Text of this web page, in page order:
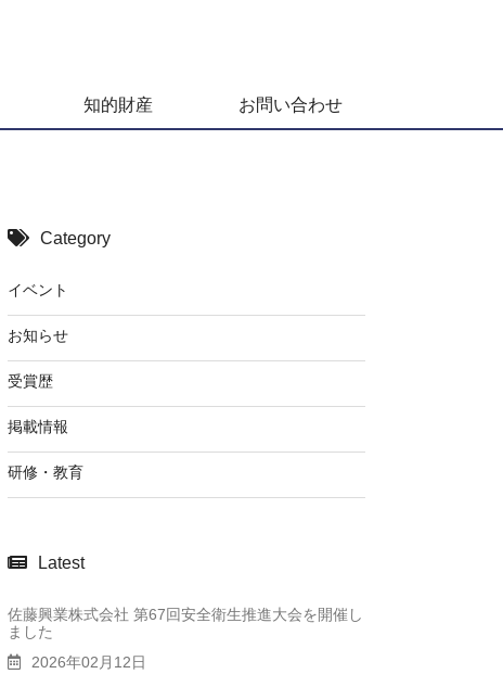
知的財産 お問い合わせ
Category
イベント
お知らせ
受賞歴
掲載情報
研修・教育
Latest
佐藤興業株式会社 第67回安全衛生推進大会を開催し
ました
2026年02月12日